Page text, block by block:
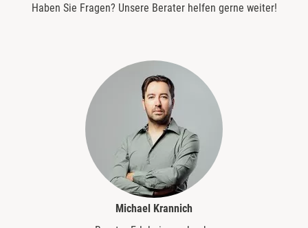
Haben Sie Fragen? Unsere Berater helfen gerne weiter!
Michael Krannich